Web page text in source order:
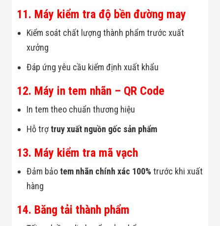
11. Máy kiểm tra độ bền đường may
Kiểm soát chất lượng thành phẩm trước xuất
xưởng
Đáp ứng yêu cầu kiểm định xuất khẩu
12. Máy in tem nhãn – QR Code
In tem theo chuẩn thương hiệu
Hỗ trợ truy xuất nguồn gốc sản phẩm
13. Máy kiểm tra mã vạch
Đảm bảo tem nhãn chính xác 100% trước khi xuất
hàng
14. Băng tải thành phẩm